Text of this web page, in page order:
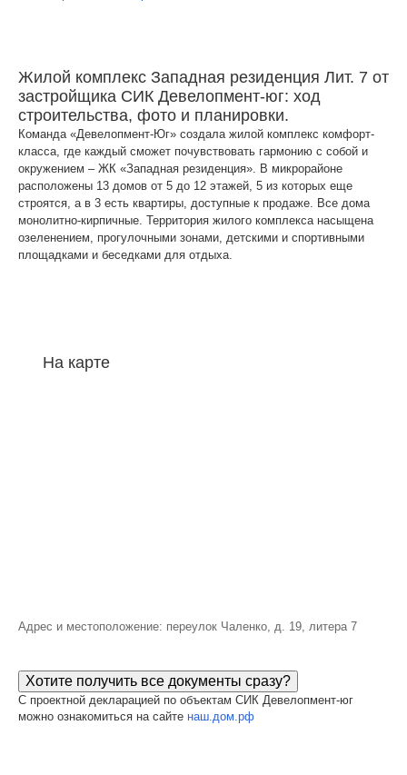
Жилой комплекс Западная резиденция Лит. 7 от
застройщика СИК Девелопмент-юг: ход
строительства, фото и планировки.
Команда «Девелопмент-Юг» создала жилой комплекс комфорт-
класса, где каждый сможет почувствовать гармонию с собой и
окружением – ЖК «Западная резиденция». В микрорайоне
расположены 13 домов от 5 до 12 этажей, 5 из которых еще
строятся, а в 3 есть квартиры, доступные к продаже. Все дома
монолитно-кирпичные. Территория жилого комплекса насыщена
озеленением, прогулочными зонами, детскими и спортивными
площадками и беседками для отдыха.
На карте
Адрес и местоположение: переулок Чаленко, д. 19, литера 7
Хотите получить все документы сразу?
С проектной декларацией по объектам СИК Девелопмент-юг
можно ознакомиться на сайте наш.дом.рф